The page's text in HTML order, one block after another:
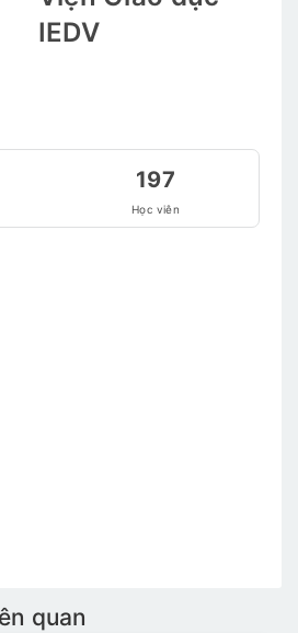
IEDV
197
Học viên
quan